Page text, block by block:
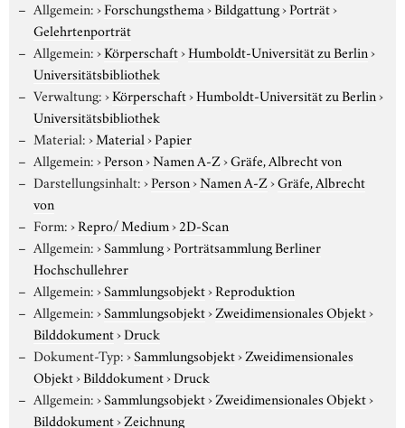
Allgemein:›Forschungsthema›Bildgattung›Porträt›
Gelehrtenporträt
Allgemein:›Körperschaft›Humboldt-Universität zu Berlin›
Universitätsbibliothek
Verwaltung:›Körperschaft›Humboldt-Universität zu Berlin›
Universitätsbibliothek
Material:›Material›Papier
Allgemein:›Person›Namen A-Z›Gräfe, Albrecht von
Darstellungsinhalt:›Person›Namen A-Z›Gräfe, Albrecht
von
Form:›Repro/ Medium›2D-Scan
Allgemein:›Sammlung›Porträtsammlung Berliner
Hochschullehrer
Allgemein:›Sammlungsobjekt›Reproduktion
Allgemein:›Sammlungsobjekt›Zweidimensionales Objekt›
Bilddokument›Druck
Dokument-Typ:›Sammlungsobjekt›Zweidimensionales
Objekt›Bilddokument›Druck
Allgemein:›Sammlungsobjekt›Zweidimensionales Objekt›
Bilddokument›Zeichnung